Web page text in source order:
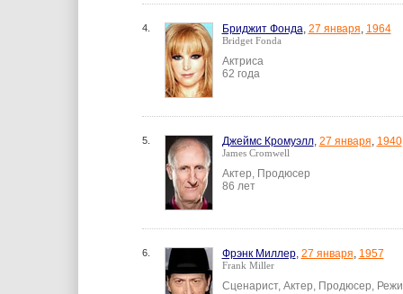
4. Бриджит Фонда, 27 января, 1964
Bridget Fonda
Актриса
62 года
5. Джеймс Кромуэлл, 27 января, 1940
James Cromwell
Актер, Продюсер
86 лет
6. Фрэнк Миллер, 27 января, 1957
Frank Miller
Сценарист, Актер, Продюсер,